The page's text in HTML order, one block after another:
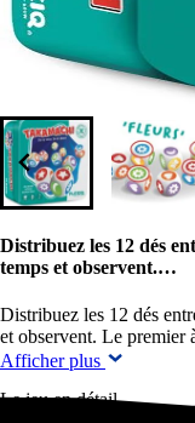
Distribuez les 12 dés
temps et observent.…
Distribuez les 12 dés
et observent. Le premier
Afficher plus
Le jeu en détail